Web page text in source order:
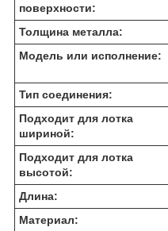
поверхности:
Толщина металла:
Модель или исполнение:
Тип соединения:
Подходит для лотка
шириной:
Подходит для лотка
высотой:
Длина:
Материал: